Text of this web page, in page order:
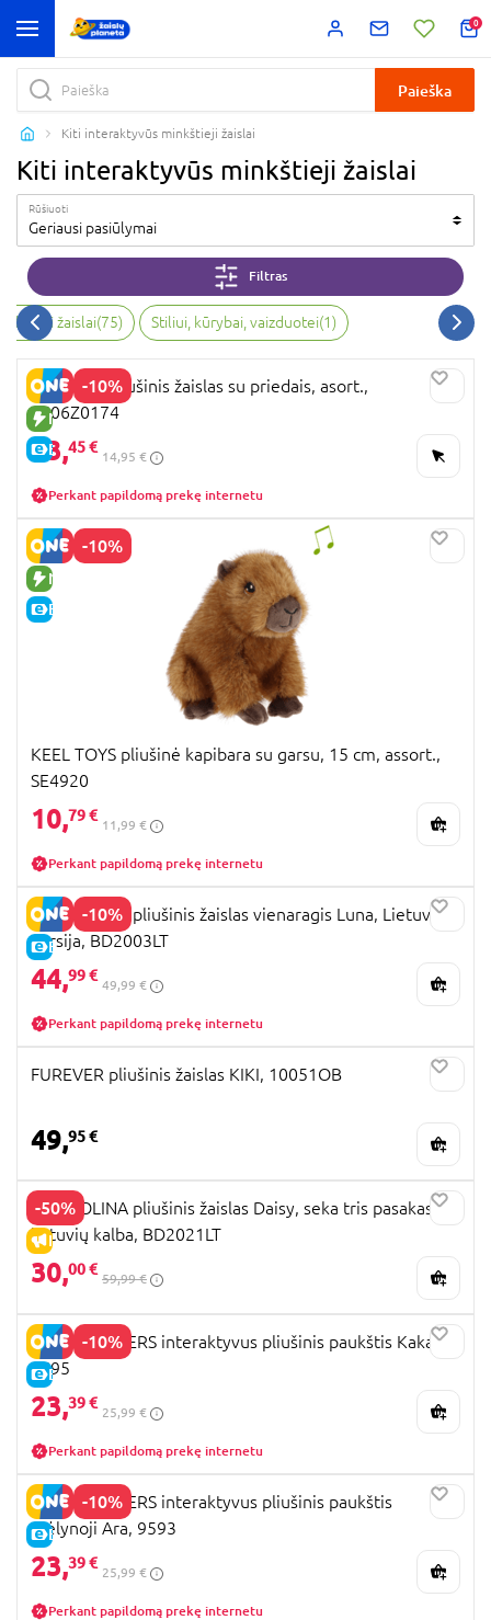
0
Paieška
Kiti interaktyvūs minkštieji žaislai
Kiti interaktyvūs minkštieji žaislai
Rūšiuoti
Geriausi pasiūlymai
Filtras
žaislai(75) Stiliui, kūrybai, vaizduotei(1)
-10%
NAUJA PREKĖ
E-KAINA
Capybara pliušinis žaislas su priedais, asort.,
2506Z0174
13,45 €
14,95 €
Perkant papildomą prekę internetu
-10%
NAUJA PREKĖ
E-KAINA
KEEL TOYS pliušinė kapibara su garsu, 15 cm, assort.,
SE4920
10,79 €
11,99 €
Perkant papildomą prekę internetu
-10%
E-KAINA
BAMBOLINA pliušinis žaislas vienaragis Luna, Lietuviška
versija, BD2003LT
44,99 €
49,99 €
Perkant papildomą prekę internetu
FUREVER pliušinis žaislas KIKI, 10051OB
49,95 €
-50%
IŠPARDAVIMAS
BAMBOLINA pliušinis žaislas Daisy, seka tris pasakas
lietuvių kalba, BD2021LT
30,00 €
59,99 €
-10%
E-KAINA
HAPPY YAPPERS interaktyvus pliušinis paukštis Kakadu,
9595
23,39 €
25,99 €
Perkant papildomą prekę internetu
-10%
E-KAINA
HAPPY YAPPERS interaktyvus pliušinis paukštis
Mėlynoji Ara, 9593
23,39 €
25,99 €
Perkant papildomą prekę internetu